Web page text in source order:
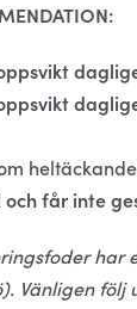
får inte
har
Vänligen